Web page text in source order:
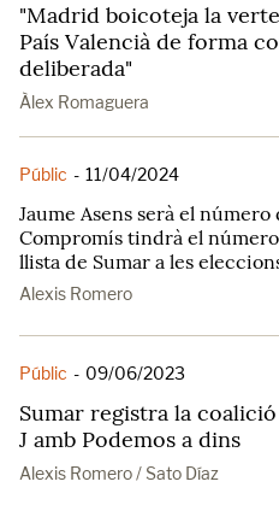
"Madrid boicoteja la
País Valencià de forma
deliberada"
Àlex Romaguera
Públic - 11/04/2024
Jaume Asens serà el número
Compromís tindrà el
llista de Sumar a les
Alexis Romero
Públic - 09/06/2023
Sumar registra la
J amb Podemos a dins
Alexis Romero / Sato Díaz